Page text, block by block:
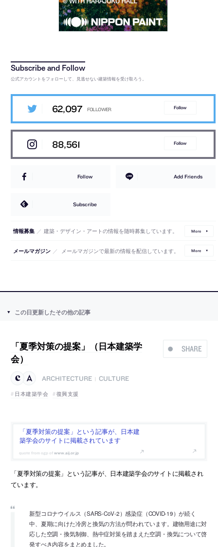
公式アカウントをフォローして、見逃せない建築情報を受け取ろう。
62,097 Follow
88,561 Follow
Follow Add Friends
Subscribe
情報募集 ／ 建築・デザイン・アートの情報を随時募集しています。 More
メールマガジン ／ メールマガジンで最新の情報を配信しています。 More
この日更新したその他の記事
SHARE
「夏季対策の提案」（日本建築学
会）
ARCHITECTURE
CULTURE
日本建築学会
復興支援
「夏季対策の提案」という記事が、日本建
築学会のサイトに掲載されています
www.aij.or.jp
「夏季対策の提案」という記事が、日本建築学会のサイトに掲載され
ています。
新型コロナウイルス（SARS-CoV-2）感染症（COVID-19）が続く
中、夏期に向けた冷房と換気の方法が問われています。建物用途に対
応した空調・換気制御、熱中症対策を踏まえた空調・換気について啓
発すべき内容をまとめました。